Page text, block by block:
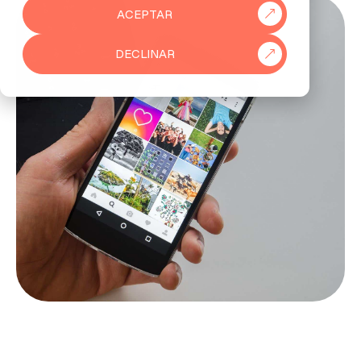
ACEPTAR
DECLINAR
PARTNERS
931 76 23 43